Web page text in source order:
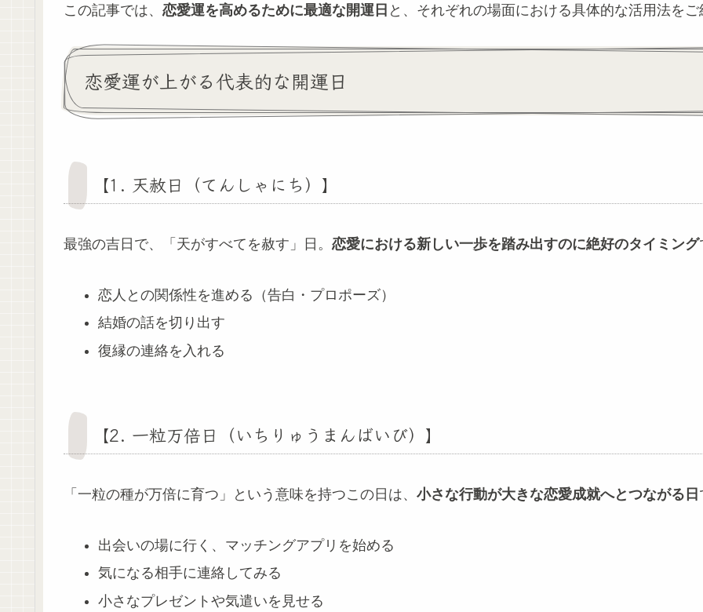
この記事では、 恋愛運を高めるために最適な開運日 と、それぞれの場面における具体的な活用法を
恋愛運が上がる代表的な開運日
【1. 天赦日（てんしゃにち）】
最強の吉日で、「天がすべてを赦す」日。 恋愛における新しい一歩を踏み出すのに絶好のタイミング
恋人との関係性を進める（告白・プロポーズ）
結婚の話を切り出す
復縁の連絡を入れる
【2. 一粒万倍日（いちりゅうまんばいび）】
「一粒の種が万倍に育つ」という意味を持つこの日は、 小さな行動が大きな恋愛成就へとつながる日
出会いの場に行く、マッチングアプリを始める
気になる相手に連絡してみる
小さなプレゼントや気遣いを見せる